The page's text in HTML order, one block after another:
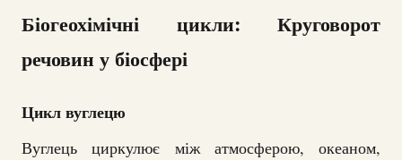
Біогеохімічні цикли: Круговорот
речовин у біосфері
Цикл вуглецю
Вуглець циркулює між атмосферою, океаном,